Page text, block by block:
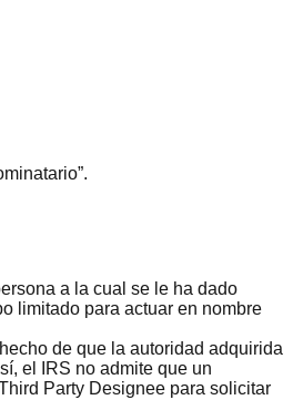
a la cual se le ha dado
limitado para actuar en nombre
de que la autoridad adquirida
el IRS no admite que un
Party Designee para solicitar